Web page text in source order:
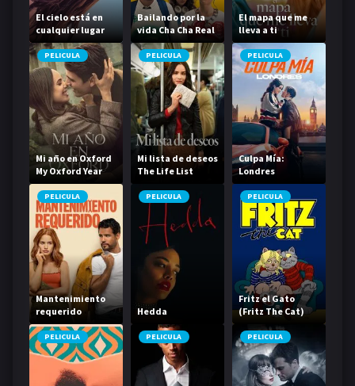
El cielo está en
cualquier lugar
Bailando por la
vida Cha Cha Real
Smooth
El mapa que me
lleva a ti
PELICULA
Mi año en Oxford
My Oxford Year
PELICULA
Mi lista de deseos
The Life List
PELICULA
Culpa Mía:
Londres
PELICULA
Mantenimiento
requerido
PELICULA
Hedda
PELICULA
Fritz el Gato
(Fritz The Cat)
PELICULA PELICULA PELICULA